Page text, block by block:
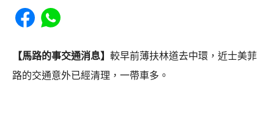
Share to Facebook
Share to WhatsApp
【馬路的事交通消息】 較早前薄扶林道去中環，近士美菲
路的交通意外已經清理，一帶車多。